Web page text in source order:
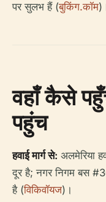
पर सुलभ हैं (बुकिंग.कॉम
वहाँ कैसे
पहुंच
हवाई मार्ग से: अलमेरिया
दूर है; नगर निगम बस
है (विकिवॉयज)।